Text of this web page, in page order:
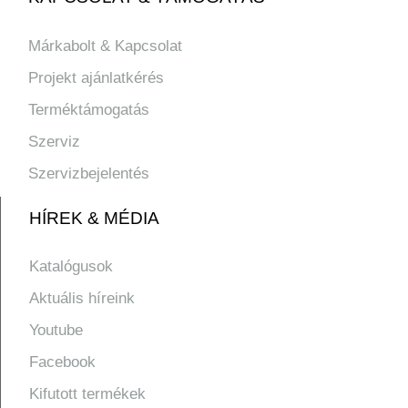
Márkabolt & Kapcsolat
Projekt ajánlatkérés
Terméktámogatás
Szerviz
Szervizbejelentés
HÍREK & MÉDIA
Katalógusok
Aktuális híreink
Youtube
Facebook
Kifutott termékek